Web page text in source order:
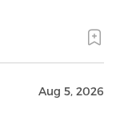
Aug 5, 2026